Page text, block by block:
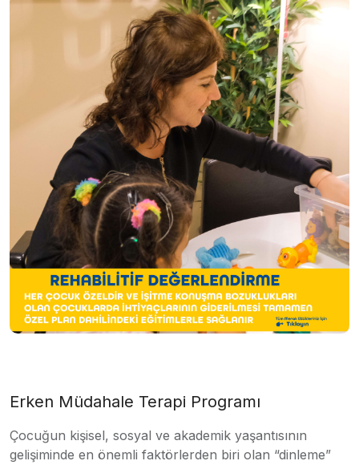
Erken Müdahale Terapi Programı
Çocuğun kişisel, sosyal ve akademik yaşantısının
gelişiminde en önemli faktörlerden biri olan “dinleme”